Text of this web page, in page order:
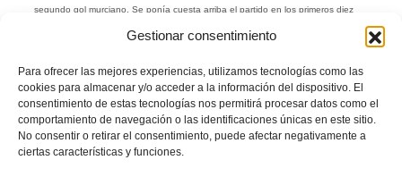
Gestionar consentimiento
Para ofrecer las mejores experiencias, utilizamos tecnologías como las
cookies para almacenar y/o acceder a la información del dispositivo. El
consentimiento de estas tecnologías nos permitirá procesar datos como el
comportamiento de navegación o las identificaciones únicas en este sitio.
No consentir o retirar el consentimiento, puede afectar negativamente a
ciertas características y funciones.
segundo gol murciano. Se ponía cuesta arriba el partido en los primeros diez
de juego rival. De manera inexplicable
Aitor Serrano
perdonó el tercero cuando
el pabellón ya celebraba el gol.